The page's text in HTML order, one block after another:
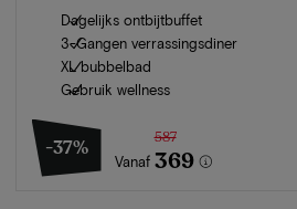
Dagelijks ontbijtbuffet
3-Gangen verrassingsdiner
XL bubbelbad
Gebruik wellness
-37%
Vanaf
587
369